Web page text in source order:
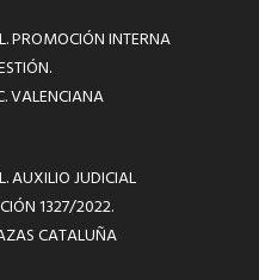
PROMOCIÓN INTERNA
VALENCIANA
AUXILIO JUDICIAL
1327/2022.
CATALUÑA